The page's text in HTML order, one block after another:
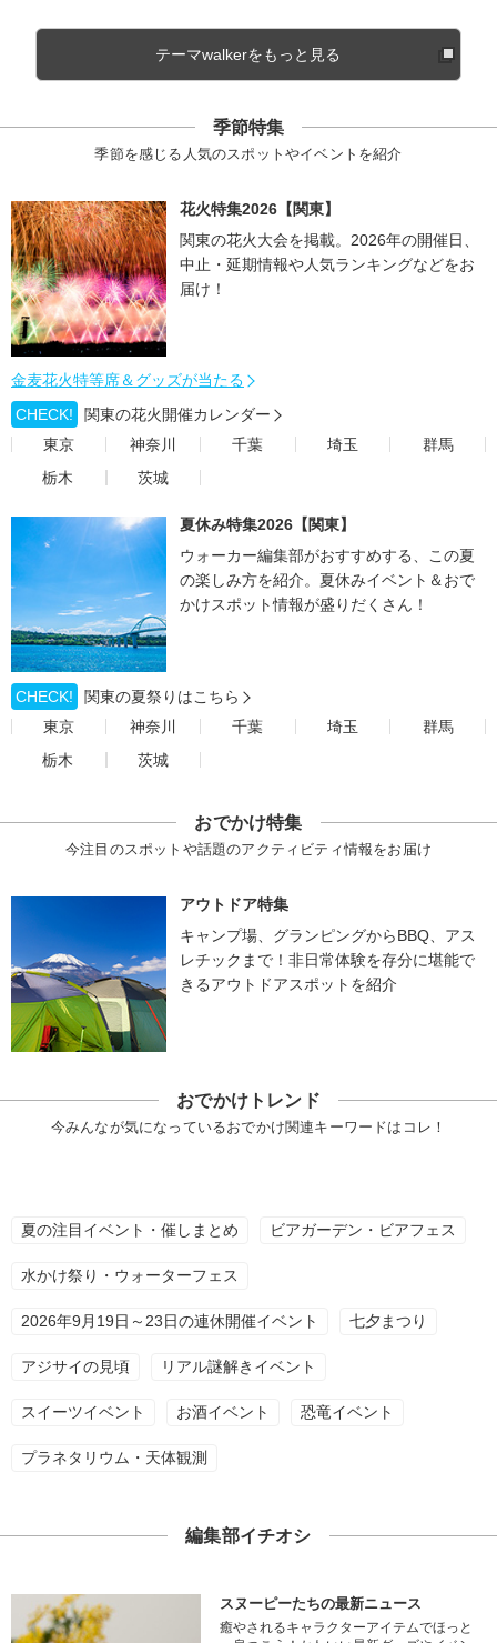
テーマwalkerをもっと見る
季節特集
季節を感じる人気のスポットやイベントを紹介
花火特集2026【関東】
関東の花火大会を掲載。2026年の開催日、
中止・延期情報や人気ランキングなどをお
届け！
金麦花火特等席＆グッズが当たる
CHECK!
関東の花火開催カレンダー
東京
神奈川 千葉 埼玉
群馬
栃木
茨城
夏休み特集2026【関東】
ウォーカー編集部がおすすめする、この夏
の楽しみ方を紹介。夏休みイベント＆おで
かけスポット情報が盛りだくさん！
CHECK!
関東の夏祭りはこちら
東京
神奈川 千葉 埼玉
群馬
栃木
茨城
おでかけ特集
今注目のスポットや話題のアクティビティ情報をお届け
アウトドア特集
キャンプ場、グランピングからBBQ、アス
レチックまで！非日常体験を存分に堪能で
きるアウトドアスポットを紹介
おでかけトレンド
今みんなが気になっているおでかけ関連キーワードはコレ！
夏の注目イベント・催しまとめ ビアガーデン・ビアフェス
水かけ祭り・ウォーターフェス
2026年9月19日～23日の連休開催イベント 七夕まつり
アジサイの見頃 リアル謎解きイベント
スイーツイベント お酒イベント 恐竜イベント
プラネタリウム・天体観測
編集部イチオシ
スヌーピーたちの最新ニュース
癒やされるキャラクターアイテムでほっと